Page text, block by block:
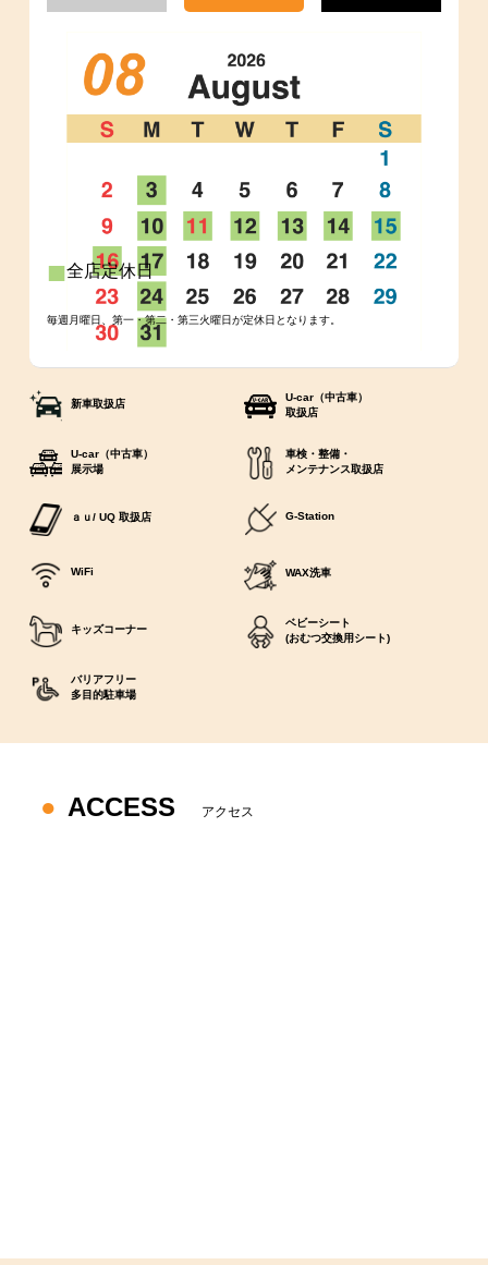
■全店定休日
毎週月曜日、第一・第二・第三火曜日が定休日となります。
新車取扱店
U-car（中古車）
取扱店
U-car（中古車）
展示場
車検・整備・
メンテナンス取扱店
ａｕ/ UQ 取扱店 G-Station
WiFi WAX洗車
キッズコーナー
ベビーシート
(おむつ交換用シート)
バリアフリー
多目的駐車場
ACCESS アクセス